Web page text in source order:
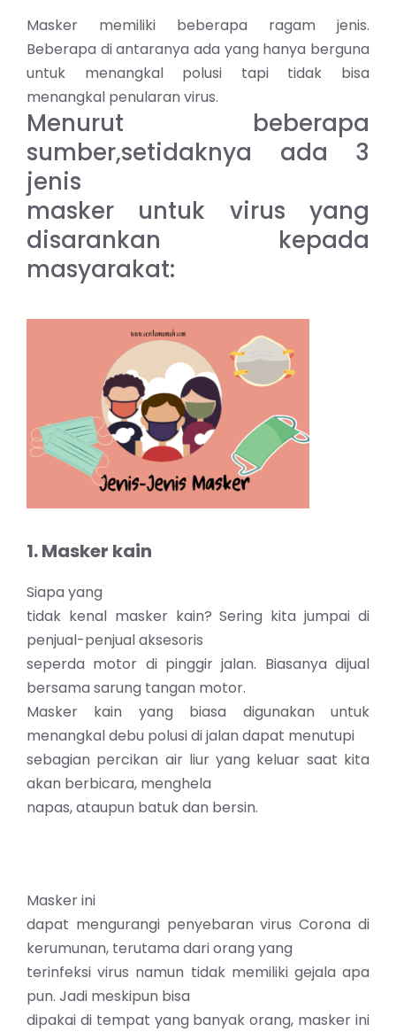
Masker memiliki beberapa ragam jenis.
Beberapa di antaranya ada yang hanya berguna
untuk menangkal polusi tapi tidak bisa
menangkal penularan virus.
Menurut beberapa
sumber,setidaknya ada 3
jenis
masker untuk virus yang
disarankan kepada
masyarakat:
1. Masker kain
Siapa yang
tidak kenal masker kain? Sering kita jumpai di
penjual-penjual aksesoris
seperda motor di pinggir jalan. Biasanya dijual
bersama sarung tangan motor.
Masker kain yang biasa digunakan untuk
menangkal debu polusi di jalan dapat menutupi
sebagian percikan air liur yang keluar saat kita
akan berbicara, menghela
napas, ataupun batuk dan bersin.
Masker ini
dapat mengurangi penyebaran virus Corona di
kerumunan, terutama dari orang yang
terinfeksi virus namun tidak memiliki gejala apa
pun. Jadi meskipun bisa
dipakai di tempat yang banyak orang, masker ini